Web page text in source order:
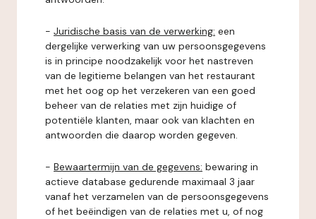
- Juridische basis van de verwerking: een
dergelijke verwerking van uw persoonsgegevens
is in principe noodzakelijk voor het nastreven
van de legitieme belangen van het restaurant
met het oog op het verzekeren van een goed
beheer van de relaties met zijn huidige of
potentiële klanten, maar ook van klachten en
antwoorden die daarop worden gegeven.
- Bewaartermijn van de gegevens: bewaring in
actieve database gedurende maximaal 3 jaar
vanaf het verzamelen van de persoonsgegevens
of het beëindigen van de relaties met u, of nog